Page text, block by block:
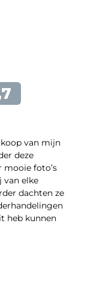
van mijn
deze
mooie foto’s
van elke
dachten ze
heb kunnen